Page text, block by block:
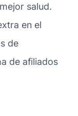
salud.
en el
de
de afiliados